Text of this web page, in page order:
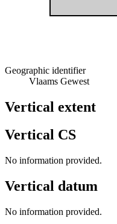
Geographic identifier
Vlaams Gewest
Vertical extent
Vertical CS
No information provided.
Vertical datum
No information provided.